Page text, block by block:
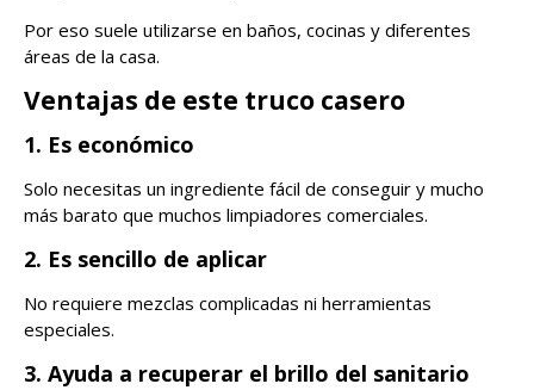
Por eso suele utilizarse en baños, cocinas y diferentes
áreas de la casa.
Ventajas de este truco casero
1. Es económico
Solo necesitas un ingrediente fácil de conseguir y mucho
más barato que muchos limpiadores comerciales.
2. Es sencillo de aplicar
No requiere mezclas complicadas ni herramientas
especiales.
3. Ayuda a recuperar el brillo del sanitario